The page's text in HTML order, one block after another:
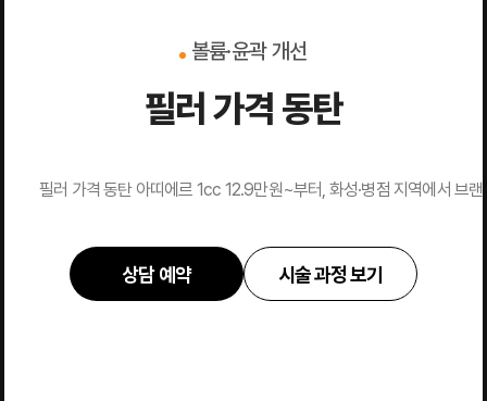
볼륨·윤곽 개선
필러 가격 동탄
필러 가격 동탄 아띠에르 1cc 12.9만원~부터, 화성·병점 지역에서 브
상담 예약 시술 과정 보기